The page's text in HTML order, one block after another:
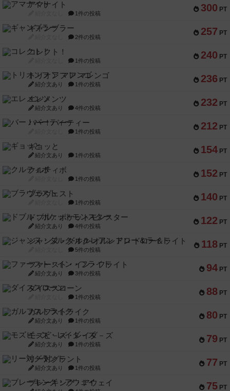
300 PT
アマナイト
1件の投稿
257 PT
ギャンブラー
2件の投稿
240 PT
コレクト！
1件の投稿
236 PT
トリオンフ ア マレンゴ
紹介文あり 1件の投稿
232 PT
エレメンツ
紹介文あり 4件の投稿
212 PT
バー！パーティー
1件の投稿
154 PT
ギョッと
紹介文あり 1件の投稿
152 PT
クルティボ
1件の投稿
140 PT
ブラヴェスト
1件の投稿
122 PT
ドブル：ポケットモンスター
紹介文あり 4件の投稿
118 PT
ジャンヌ・ダルク-オルレアン ドロー＆ライト
5件の投稿
94 PT
ファースト・イン・フライト
紹介文あり 3件の投稿
88 PT
ダイススローン
1件の投稿
80 PT
ガルフストライク
紹介文あり 1件の投稿
79 PT
モズビ－ズ・レイダ－ズ
紹介文あり 1件の投稿
77 PT
リー対グラント
紹介文あり 1件の投稿
75 PT
ブレーキング・アウェイ